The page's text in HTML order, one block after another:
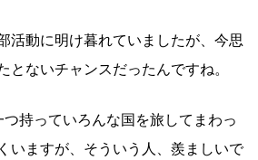
活動に明け暮れていましたが、今思
とないチャンスだったんですね。
持っていろんな国を旅してまわっ
いますが、そういう人、羨ましいで